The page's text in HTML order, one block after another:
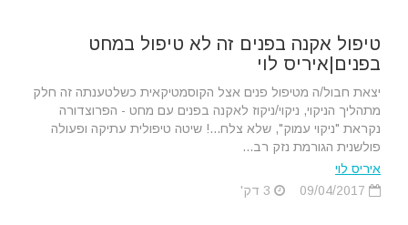
טיפול אקנה בפנים זה לא טיפול במחט
בפנים|איריס לוי
יצאת חבול/ה מטיפול פנים אצל הקוסמטיקאית כשלטענתה זה חלק
מתהליך הניקוי, ניקוי/ניקוז לאקנה בפנים עם מחט - הפרוצדורה
נקראת "ניקוי עמוק", שלא צלח...! שיטה טיפולית עתיקה ופעולה
פולשנית הגורמת נזק רב...
איריס לוי